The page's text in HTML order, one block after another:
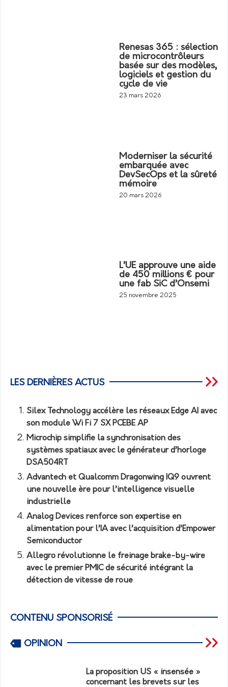
Renesas 365 : sélection
de microcontrôleurs
basée sur des modèles,
logiciels et gestion du
cycle de vie
23 mars 2026
Moderniser la sécurité
embarquée avec
DevSecOps et la sûreté
mémoire
20 mars 2026
L’UE approuve une aide
de 450 millions € pour
une fab SiC d’Onsemi
25 novembre 2025
LES DERNIÈRES ACTUS
Silex Technology accélère les réseaux Edge AI avec
son module Wi Fi 7 SX PCEBE AP
Microchip simplifie la synchronisation des
systèmes spatiaux avec le générateur d’horloge
DSA504RT
Advantech et Qualcomm Dragonwing IQ9 ouvrent
une nouvelle ère pour l’intelligence visuelle
industrielle
Analog Devices renforce son expertise en
alimentation pour l’IA avec l’acquisition d’Empower
Semiconductor
Allegro révolutionne le freinage brake-by-wire
avec le premier PMIC de sécurité intégrant la
détection de vitesse de roue
CONTENU SPONSORISÉ
OPINION
La proposition US « insensée »
concernant les brevets sur les